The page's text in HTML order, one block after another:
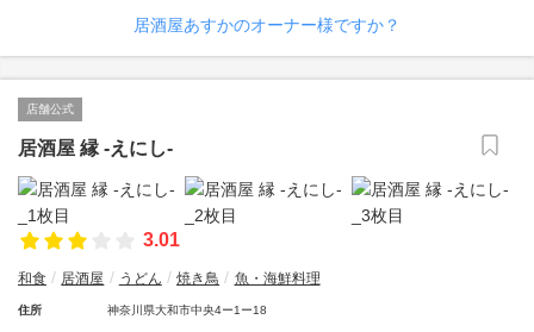
居酒屋あすかのオーナー様ですか？
店舗公式
居酒屋 縁 -えにし-
3.01
和食 居酒屋 うどん 焼き鳥 魚・海鮮料理
住所 神奈川県大和市中央4ー1ー18